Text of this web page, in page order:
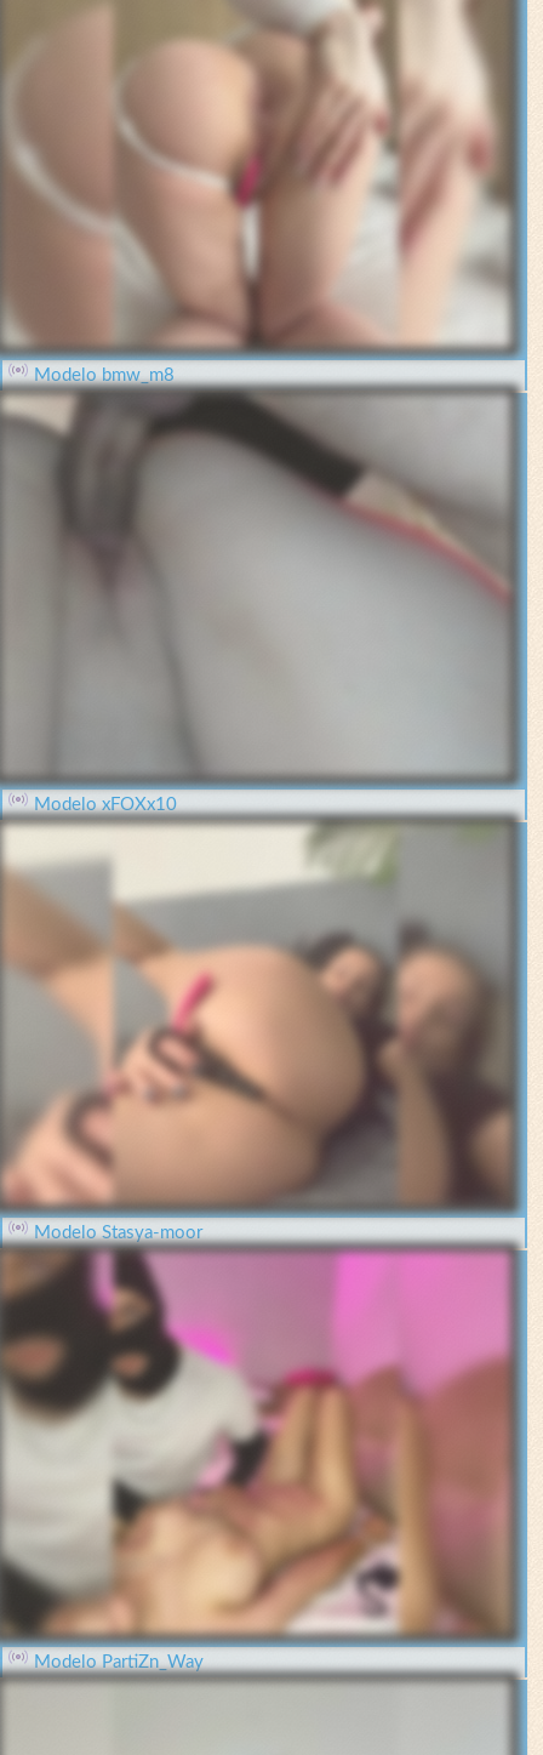
Modelo bmw_m8
Modelo xFOXx10
Modelo Stasya-moor
Modelo PartiZn_Way